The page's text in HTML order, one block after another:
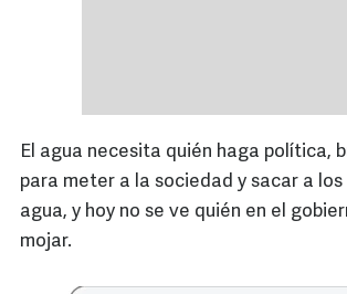
El agua necesita quién haga política,
para meter a la sociedad y sacar a
agua, y hoy no se ve quién en el
mojar.